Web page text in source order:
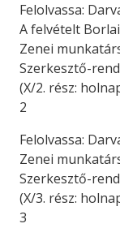
Felolvassa:
A felvételt
Zenei
Szerkesztő-
(X/2. rész:
2
Felolvassa:
Zenei
Szerkesztő-
(X/3. rész:
3